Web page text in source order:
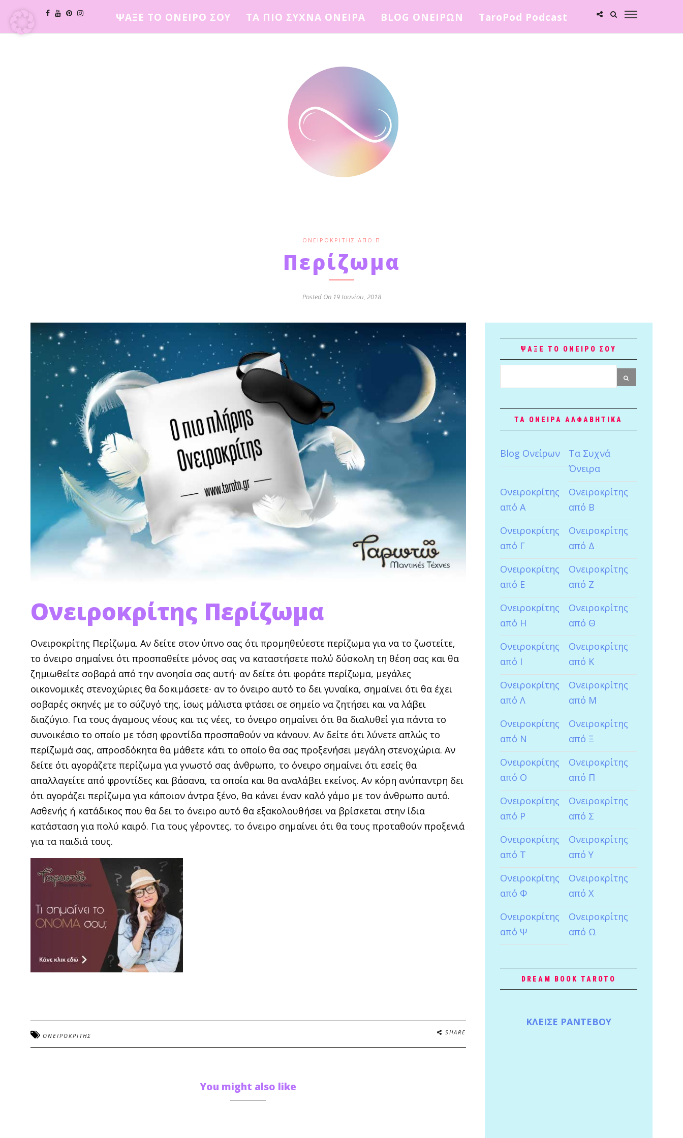
ΨΑΞΕ ΤΟ ΟΝΕΙΡΟ ΣΟΥ ΤΑ ΠΙΟ ΣΥΧΝΑ ΟΝΕΙΡΑ BLOG ΟΝΕΙΡΩΝ TaroPod Podcast
ΟΝΕΙΡΟΚΡΊΤΗΣ ΑΠΌ Π
Περίζωμα
Posted On 19 Ιουνίου, 2018
Ονειροκρίτης Περίζωμα
Ονειροκρίτης Περίζωμα. Αν δείτε στον ύπνο σας ότι προμη­θεύεστε περίζωμα για να το ζωστείτε,
το όνειρο σημαίνει ότι προσπαθείτε μόνος σας να καταστή­σετε πολύ δύσκολη τη θέση σας και θα
ζημιω­θείτε σοβαρά από την ανοησία σας αυτή∙ αν δείτε ότι φοράτε περίζωμα, μεγάλες
οικονομικές στε­νοχώριες θα δοκιμάσετε∙ αν το όνειρο αυτό το δει γυναίκα, σημαίνει ότι θα έχει
σοβαρές σκη­νές με το σύζυγό της, ίσως μάλιστα φτάσει σε ση­μείο να ζητήσει και να λάβει
διαζύγιο. Για τους άγαμους νέους και τις νέες, το όνειρο σημαίνει ότι θα διαλυθεί για πάντα το
συνοικέσιο το οποίο με τόση φροντίδα προσπαθούν να κάνουν. Αν δείτε ότι λύνετε απλώς το
περίζωμά σας, απροσ­δόκητα θα μάθετε κάτι το οποίο θα σας προξενήσει μεγάλη στενοχώρια. Αν
δείτε ότι αγορά­ζετε περίζωμα για γνωστό σας άνθρωπο, το όνειρο σημαίνει ότι εσείς θα
απαλλαγείτε από φροντί­δες και βάσανα, τα οποία και θα αναλάβει εκεί­νος. Αν κόρη ανύπαντρη δει
ότι αγοράζει περί­ζωμα για κάποιον άντρα ξένο, θα κάνει έναν καλό γάμο με τον άνθρωπο αυτό.
Ασθενής ή κατάδι­κος που θα δει το όνειρο αυτό θα εξακολουθή­σει να βρίσκεται στην ίδια
κατάσταση για πολύ καιρό. Για τους γέροντες, το όνειρο σημαίνει ότι θα τους προταθούν προξενιά
για τα παιδιά τους.
ΟΝΕΙΡΟΚΡΙΤΗΣ SHARE
You might also like
ΨΑΞΕ ΤΟ ΟΝΕΙΡΟ ΣΟΥ
ΤΑ ΟΝΕΙΡΑ ΑΛΦΑΒΗΤΙΚΑ
Blog Ονείρων
Tα Συχνά
Όνειρα
Ονειροκρίτης
από Α
Ονειροκρίτης
από Β
Ονειροκρίτης
από Γ
Ονειροκρίτης
από Δ
Ονειροκρίτης
από Ε
Ονειροκρίτης
από Ζ
Ονειροκρίτης
από Η
Ονειροκρίτης
από Θ
Ονειροκρίτης
από Ι
Ονειροκρίτης
από Κ
Ονειροκρίτης
από Λ
Ονειροκρίτης
από Μ
Ονειροκρίτης
από Ν
Ονειροκρίτης
από Ξ
Ονειροκρίτης
από Ο
Ονειροκρίτης
από Π
Ονειροκρίτης
από Ρ
Ονειροκρίτης
από Σ
Ονειροκρίτης
από Τ
Ονειροκρίτης
από Υ
Ονειροκρίτης
από Φ
Ονειροκρίτης
από Χ
Ονειροκρίτης
από Ψ
Ονειροκρίτης
από Ω
DREAM BOOK TAROTO
ΚΛΕΙΣΕ ΡΑΝΤΕΒΟΥ